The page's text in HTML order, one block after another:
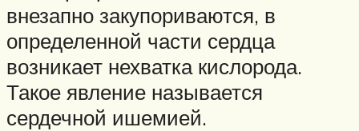
внезапно закупориваются, в
определенной части сердца
возникает нехватка кислорода.
Такое явление называется
сердечной ишемией.